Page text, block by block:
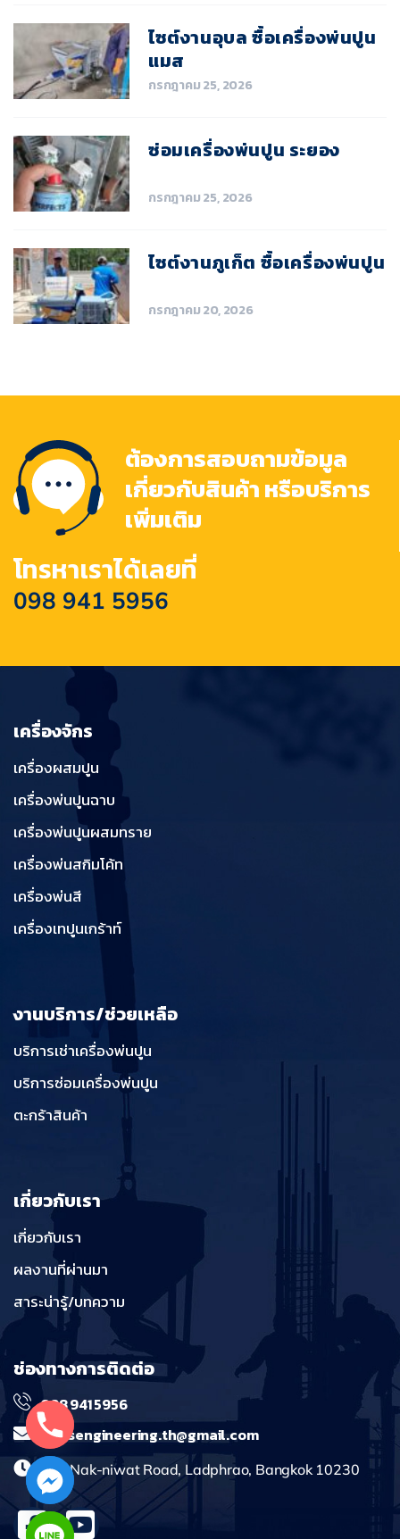
กรกฎาคม 25, 2026
ไซต์งานอุบล ซื้อเครื่องพ่นปูน
แมส
กรกฎาคม 25, 2026
ซ่อมเครื่องพ่นปูน ระยอง
กรกฎาคม 20, 2026
ไซต์งานภูเก็ต ซื้อเครื่องพ่นปูน
ต้องการสอบถามข้อมูล
เกี่ยวกับสินค้า หรือบริการ
เพิ่มเติม
โทรหาเราได้เลยที่
098 941 5956
เครื่องจักร
เครื่องผสมปูน
เครื่องพ่นปูนฉาบ
เครื่องพ่นปูนผสมทราย
เครื่องพ่นสกิมโค้ท
เครื่องพ่นสี
เครื่องเทปูนเกร้าท์
งานบริการ/ช่วยเหลือ
บริการเช่าเครื่องพ่นปูน
บริการซ่อมเครื่องพ่นปูน
ตะกร้าสินค้า
เกี่ยวกับเรา
เกี่ยวกับเรา
ผลงานที่ผ่านมา
สาระน่ารู้/บทความ
ช่องทางการติดต่อ
098 941 5956
massengineering.th@gmail.com
241 Nak-niwat Road, Ladphrao, Bangkok 10230